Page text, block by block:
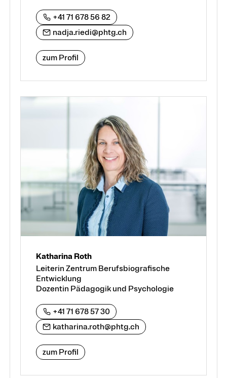
+41 71 678 56 82
nadja.riedi@phtg.ch
zum Profil
Katharina Roth
Leiterin Zentrum Berufsbiografische
Entwicklung
Dozentin Pädagogik und Psychologie
+41 71 678 57 30
katharina.roth@phtg.ch
zum Profil